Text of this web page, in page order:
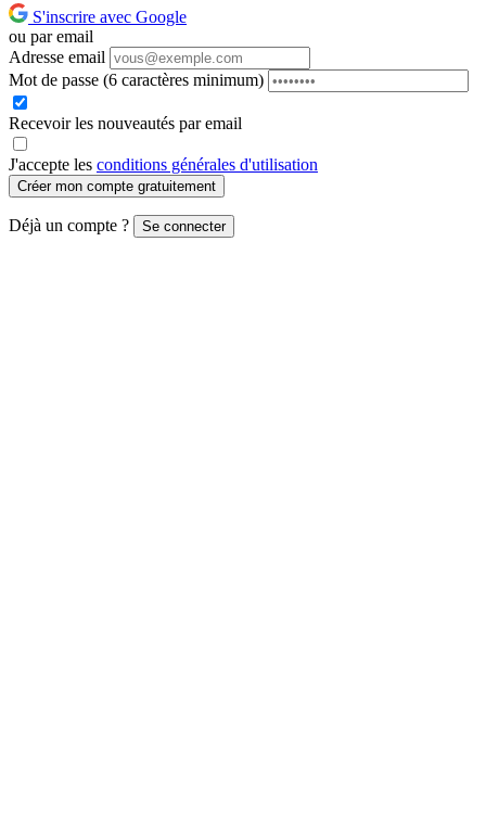
S'inscrire avec Google
ou par email
Adresse email
Mot de passe (6 caractères minimum)
Recevoir les nouveautés par email
J'accepte les conditions générales d'utilisation
Créer mon compte gratuitement
Déjà un compte ? Se connecter